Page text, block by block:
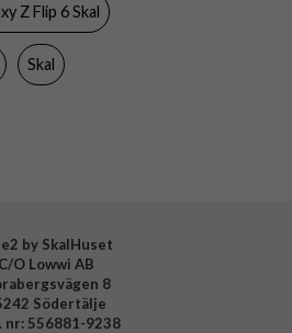
Hårdplast (PC), Mjukplast (TPU)
Z Flip 6 Skal
Skal
by SkalHuset
C/O Lowwi AB
8
Södertälje
nr: 556881-9238